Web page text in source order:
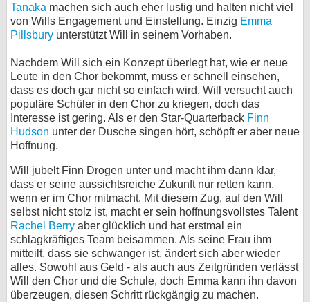
Tanaka machen sich auch eher lustig und halten nicht viel
von Wills Engagement und Einstellung. Einzig Emma
Pillsbury unterstützt Will in seinem Vorhaben.
Nachdem Will sich ein Konzept überlegt hat, wie er neue
Leute in den Chor bekommt, muss er schnell einsehen,
dass es doch gar nicht so einfach wird. Will versucht auch
populäre Schüler in den Chor zu kriegen, doch das
Interesse ist gering. Als er den Star-Quarterback Finn
Hudson unter der Dusche singen hört, schöpft er aber neue
Hoffnung.
Will jubelt Finn Drogen unter und macht ihm dann klar,
dass er seine aussichtsreiche Zukunft nur retten kann,
wenn er im Chor mitmacht. Mit diesem Zug, auf den Will
selbst nicht stolz ist, macht er sein hoffnungsvollstes Talent
Rachel Berry aber glücklich und hat erstmal ein
schlagkräftiges Team beisammen. Als seine Frau ihm
mitteilt, dass sie schwanger ist, ändert sich aber wieder
alles. Sowohl aus Geld - als auch aus Zeitgründen verlässt
Will den Chor und die Schule, doch Emma kann ihn davon
überzeugen, diesen Schritt rückgängig zu machen.
Kontakt
Nutzungsbedingungen
Datenschutz
Cookie-Einstellungen
Desktop-Ansicht
myFanbase